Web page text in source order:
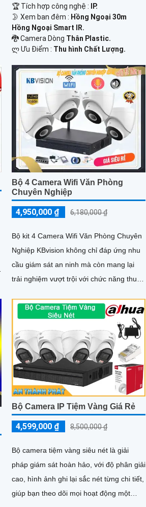
🏆 Tích hợp công nghệ :
IP.
🌛 Xem ban đêm : Hồng Ngoại 30m
Hồng Ngoại Smart IR.
🐉️ Camera Dòng Thân Plastic.
️ლ Ưu Điểm : Thu hình Chất Lượng.
Bộ 4 Camera Wifi Văn Phòng
Chuyên Nghiệp
4,950,000 ₫ 6,180,000 ₫
Bộ kit 4 Camera Wifi Văn Phòng Chuyên
Nghiệp KBvision không chỉ đáp ứng nhu
cầu giám sát an ninh mà còn mang lại
trải nghiệm vượt trội với chức năng thu
Bộ Camera IP Tiệm Vàng Giá Rẻ
4,599,000 ₫ 8,500,000 ₫
Bộ camera tiệm vàng siêu nét là giải
pháp giám sát hoàn hảo, với độ phân giải
cao, hình ảnh ghi lại sắc nét từng chi tiết,
giúp bạn theo dõi mọi hoạt động một